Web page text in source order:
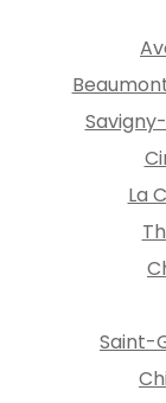
La
Saint-